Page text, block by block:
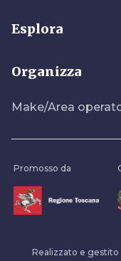
Esplora
Organizza
Make/Area
Promosso da
Realizzato e gestito